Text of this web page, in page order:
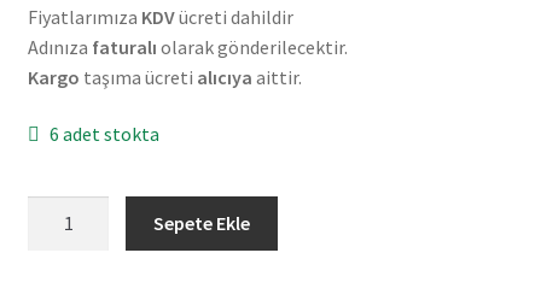
Fiyatlarımıza KDVücreti dahildir
Adınıza faturalı olarak gönderilecektir.
Kargo taşıma ücreti alıcıya aittir.
6 adet stokta
Sepete Ekle